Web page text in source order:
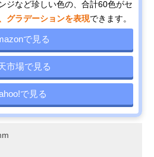
ジなど珍しい色の、合計60色がセ
グラデーションを表現できます。
で見る
市場で見る
で見る